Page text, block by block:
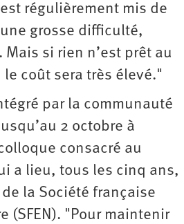
régulièrement mis de
grosse difficulté,
si rien n’est prêt au
le coût sera très élevé."
par la communauté
2 octobre à
consacré au
a lieu, tous les cinq ans,
la Société française
(SFEN). "Pour maintenir